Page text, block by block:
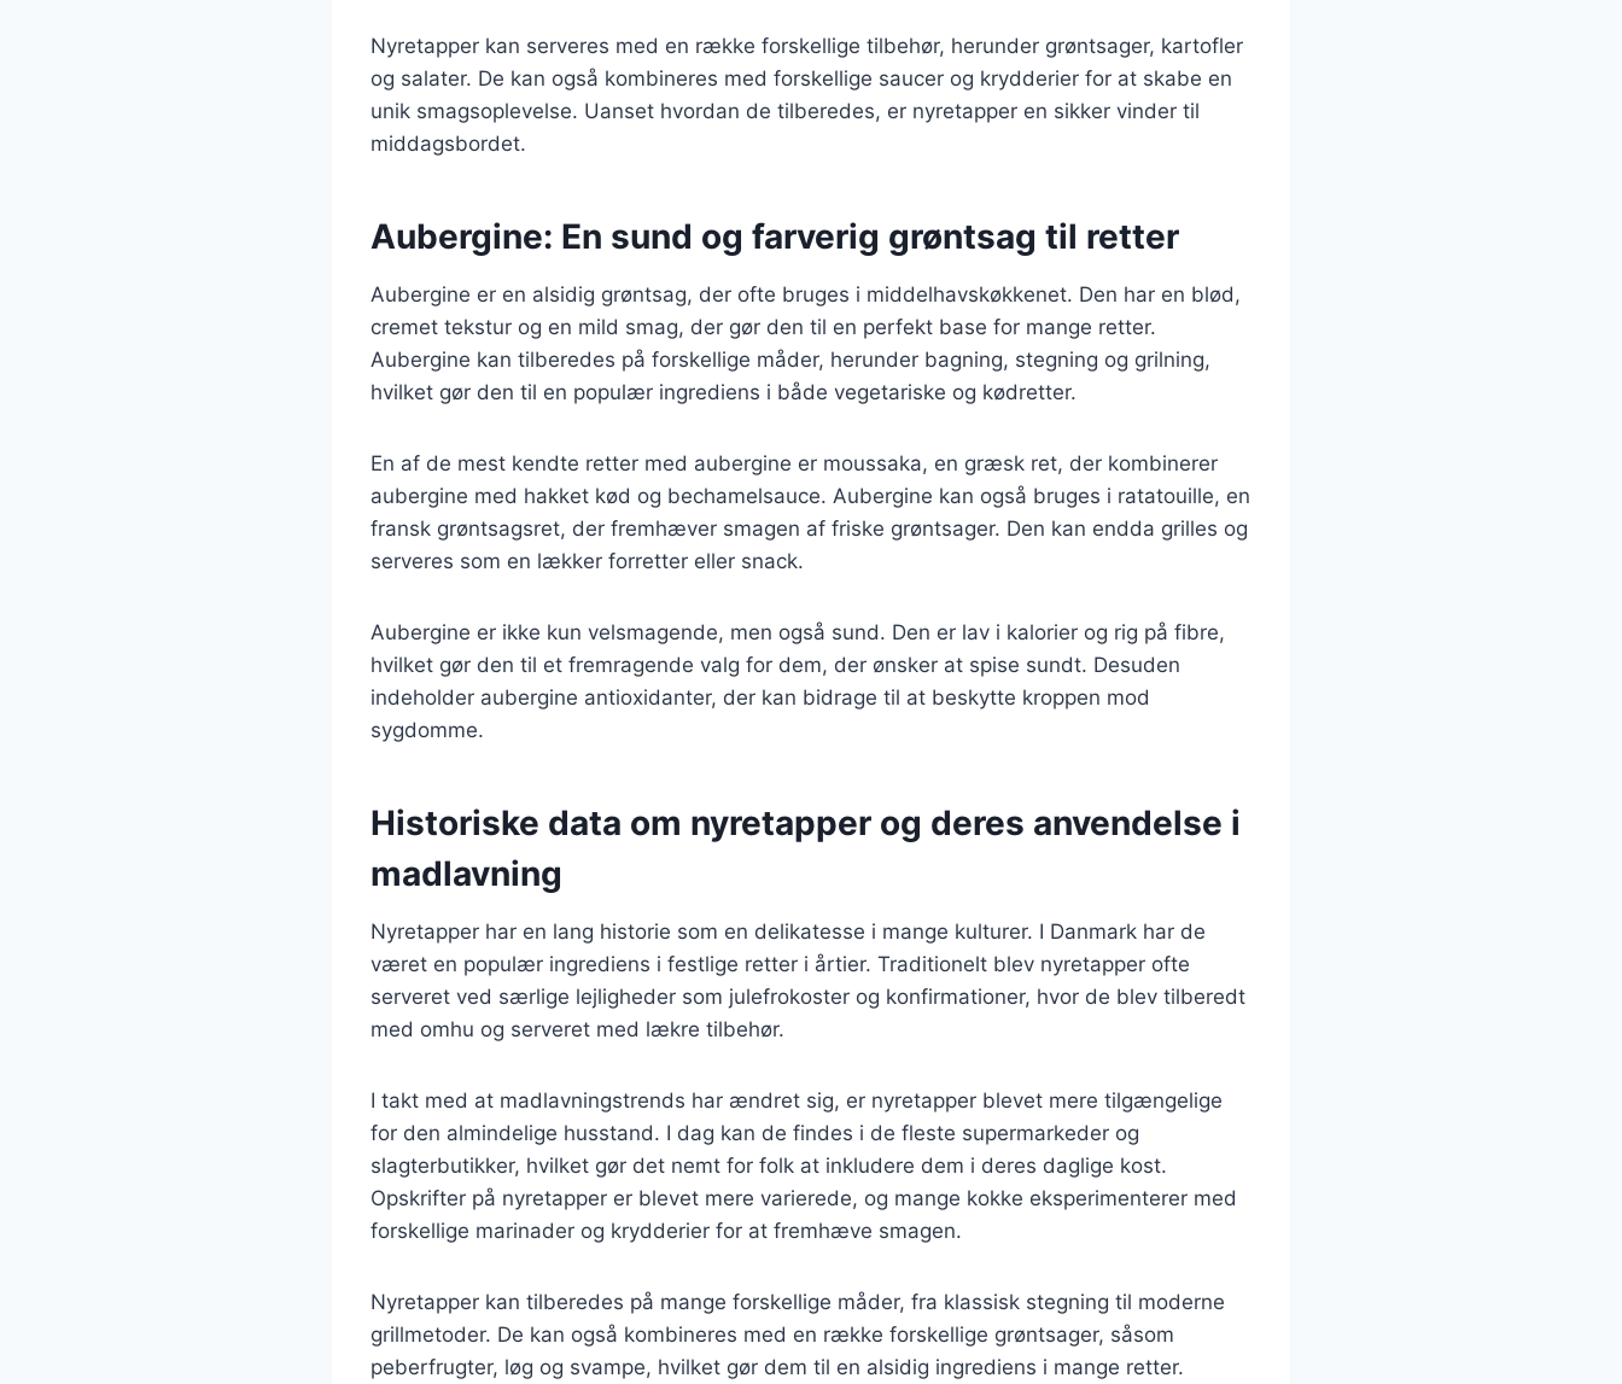
Nyretapper kan serveres med en række forskellige tilbehør, herunder grøntsager, kartofler
og salater. De kan også kombineres med forskellige saucer og krydderier for at skabe en
unik smagsoplevelse. Uanset hvordan de tilberedes, er nyretapper en sikker vinder til
middagsbordet.
Aubergine: En sund og farverig grøntsag til retter
Aubergine er en alsidig grøntsag, der ofte bruges i middelhavskøkkenet. Den har en blød,
cremet tekstur og en mild smag, der gør den til en perfekt base for mange retter.
Aubergine kan tilberedes på forskellige måder, herunder bagning, stegning og grilning,
hvilket gør den til en populær ingrediens i både vegetariske og kødretter.
En af de mest kendte retter med aubergine er moussaka, en græsk ret, der kombinerer
aubergine med hakket kød og bechamelsauce. Aubergine kan også bruges i ratatouille, en
fransk grøntsagsret, der fremhæver smagen af friske grøntsager. Den kan endda grilles og
serveres som en lækker forretter eller snack.
Aubergine er ikke kun velsmagende, men også sund. Den er lav i kalorier og rig på fibre,
hvilket gør den til et fremragende valg for dem, der ønsker at spise sundt. Desuden
indeholder aubergine antioxidanter, der kan bidrage til at beskytte kroppen mod
sygdomme.
Historiske data om nyretapper og deres anvendelse i
madlavning
Nyretapper har en lang historie som en delikatesse i mange kulturer. I Danmark har de
været en populær ingrediens i festlige retter i årtier. Traditionelt blev nyretapper ofte
serveret ved særlige lejligheder som julefrokoster og konfirmationer, hvor de blev tilberedt
med omhu og serveret med lækre tilbehør.
I takt med at madlavningstrends har ændret sig, er nyretapper blevet mere tilgængelige
for den almindelige husstand. I dag kan de findes i de fleste supermarkeder og
slagterbutikker, hvilket gør det nemt for folk at inkludere dem i deres daglige kost.
Opskrifter på nyretapper er blevet mere varierede, og mange kokke eksperimenterer med
forskellige marinader og krydderier for at fremhæve smagen.
Nyretapper kan tilberedes på mange forskellige måder, fra klassisk stegning til moderne
grillmetoder. De kan også kombineres med en række forskellige grøntsager, såsom
peberfrugter, løg og svampe, hvilket gør dem til en alsidig ingrediens i mange retter.